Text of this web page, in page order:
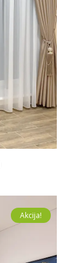
Akcija!